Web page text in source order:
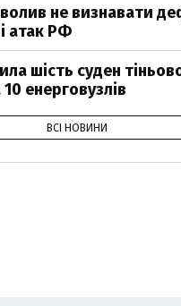
не визнавати
атак РФ
шість суден
енерговузлів
ВСІ НОВИНИ